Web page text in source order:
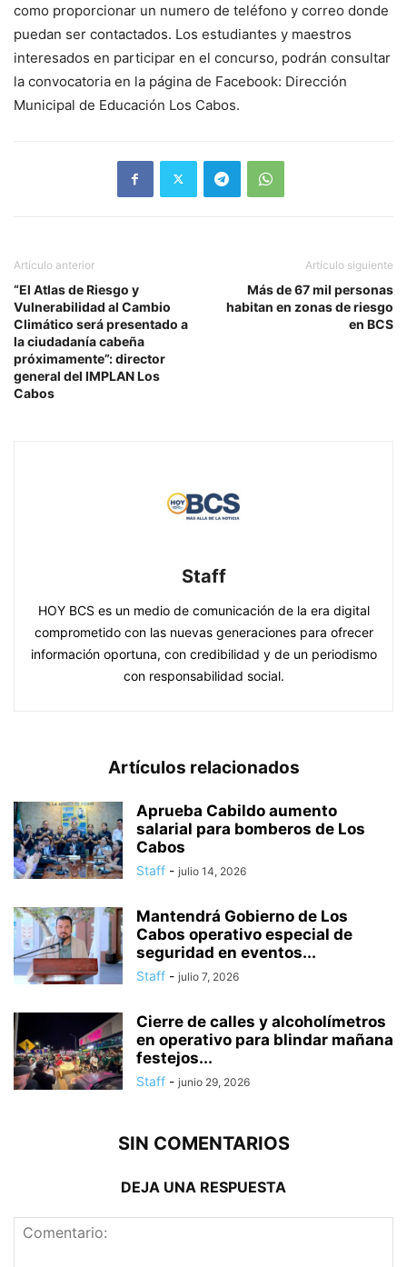
como proporcionar un numero de teléfono y correo donde
puedan ser contactados. Los estudiantes y maestros
interesados en participar en el concurso, podrán consultar
la convocatoria en la página de Facebook: Dirección
Municipal de Educación Los Cabos.
Artículo anterior
“El Atlas de Riesgo y
Vulnerabilidad al Cambio
Climático será presentado a
la ciudadanía cabeña
próximamente”: director
general del IMPLAN Los
Cabos
Artículo siguiente
Más de 67 mil personas
habitan en zonas de riesgo
en BCS
Staff
HOY BCS es un medio de comunicación de la era digital
comprometido con las nuevas generaciones para ofrecer
información oportuna, con credibilidad y de un periodismo
con responsabilidad social.
Artículos relacionados
Aprueba Cabildo aumento
salarial para bomberos de Los
Cabos
Staff - julio 14, 2026
Mantendrá Gobierno de Los
Cabos operativo especial de
seguridad en eventos...
Staff - julio 7, 2026
Cierre de calles y alcoholímetros
en operativo para blindar mañana
festejos...
Staff - junio 29, 2026
SIN COMENTARIOS
DEJA UNA RESPUESTA